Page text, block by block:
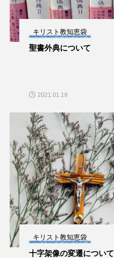
キリスト教知恵袋
聖書外典について
2021.01.19
キリスト教知恵袋
十字架像の変遷について